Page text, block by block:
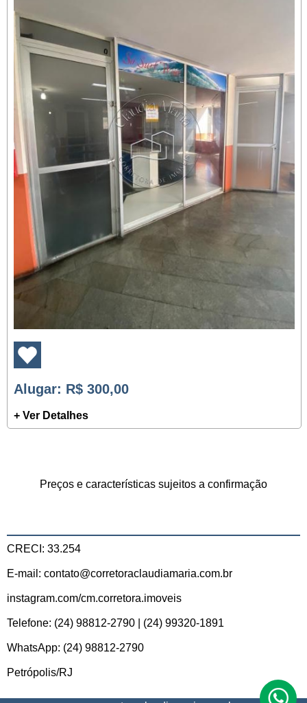
Alugar: R$ 300,00
+ Ver Detalhes
Preços e características sujeitos a confirmação
CRECI: 33.254
E-mail: contato@corretoraclaudiamaria.com.br
instagram.com/cm.corretora.imoveis
Telefone: (24) 98812-2790 | (24) 99320-1891
WhatsApp: (24) 98812-2790
Petrópolis/RJ